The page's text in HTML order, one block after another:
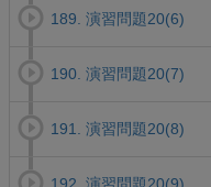
189. 演習問題20(6)
190. 演習問題20(7)
191. 演習問題20(8)